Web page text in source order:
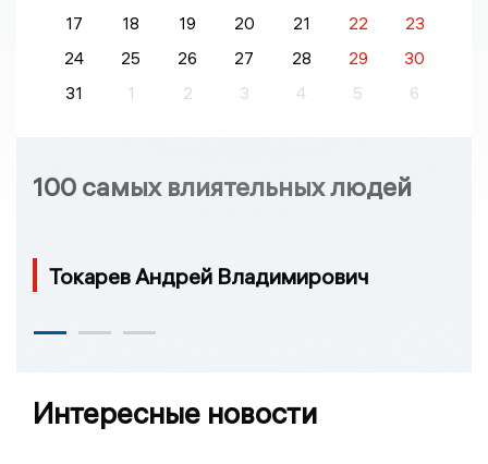
17
18 19 20 21 22
23
24
25 26 27 28 29
30
31
1 2 3 4 5 6
100 самых влиятельных людей
Токарев Андрей Владимирович
Интересные новости